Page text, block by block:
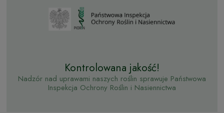
Kontrolowana jakość!
Nadzór nad uprawami naszych roślin sprawuje Państwowa
Inspekcja Ochrony Roślin i Nasiennictwa